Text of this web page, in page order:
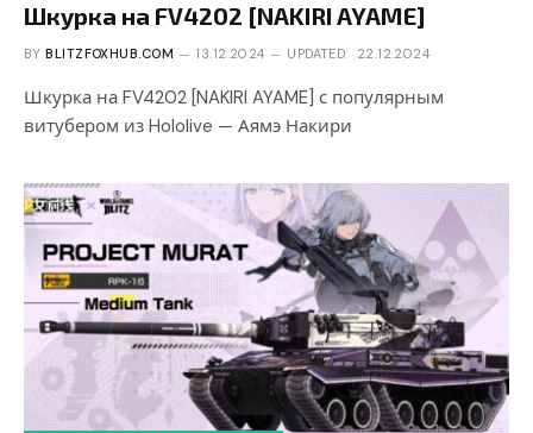
Шкурка на FV4202 [NAKIRI AYAME]
BY BLITZFOXHUB.COM 13.12.2024 UPDATED: 22.12.2024
Шкурка на FV4202 [NAKIRI AYAME] с популярным
витубером из Hololive — Аямэ Накири